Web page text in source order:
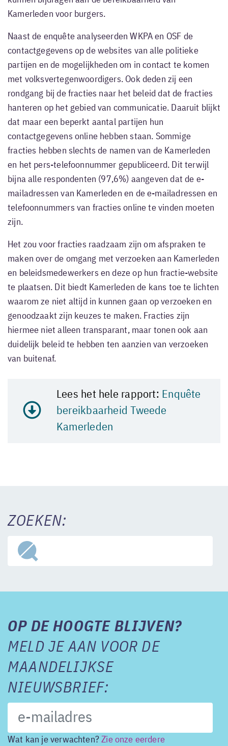
Kamerleden voor burgers.
Naast de enquête analyseerden WKPA en OSF de
contactgegevens op de websites van alle politieke
partijen en de mogelijkheden om in contact te komen
met volksvertegenwoordigers. Ook deden zij een
rondgang bij de fracties naar het beleid dat de fracties
hanteren op het gebied van communicatie. Daaruit blijkt
dat maar een beperkt aantal partijen hun
contactgegevens online hebben staan. Sommige
fracties hebben slechts de namen van de Kamerleden
en het pers-telefoonnummer gepubliceerd. Dit terwijl
bijna alle respondenten (97,6%) aangeven dat de e-
mailadressen van Kamerleden en de e-mailadressen en
telefoonnummers van fracties online te vinden moeten
zijn.
Het zou voor fracties raadzaam zijn om afspraken te
maken over de omgang met verzoeken aan Kamerleden
en beleidsmedewerkers en deze op hun fractie-website
te plaatsen. Dit biedt Kamerleden de kans toe te lichten
waarom ze niet altijd in kunnen gaan op verzoeken en
genoodzaakt zijn keuzes te maken. Fracties zijn
hiermee niet alleen transparant, maar tonen ook aan
duidelijk beleid te hebben ten aanzien van verzoeken
van buitenaf.
Lees het hele rapport: Enquête
bereikbaarheid Tweede
Kamerleden
ZOEKEN:
OP DE HOOGTE BLIJVEN?
MELD JE AAN VOOR DE
MAANDELIJKSE
NIEUWSBRIEF:
Wat kan je verwachten?Zie onze eerdere